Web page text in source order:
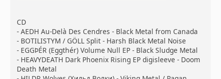
CD
- AEDH Au-Delà Des Cendres - Black Metal from Canada
- BOTILISTYM / GÖLL Split - Harsh Black Metal Noise
- EGGÞÉR (Eggthér) Volume Null EP - Black Sludge Metal
- HEAVYDEATH Dark Phoenix Rising EP digisleeve - Doom
Death Metal